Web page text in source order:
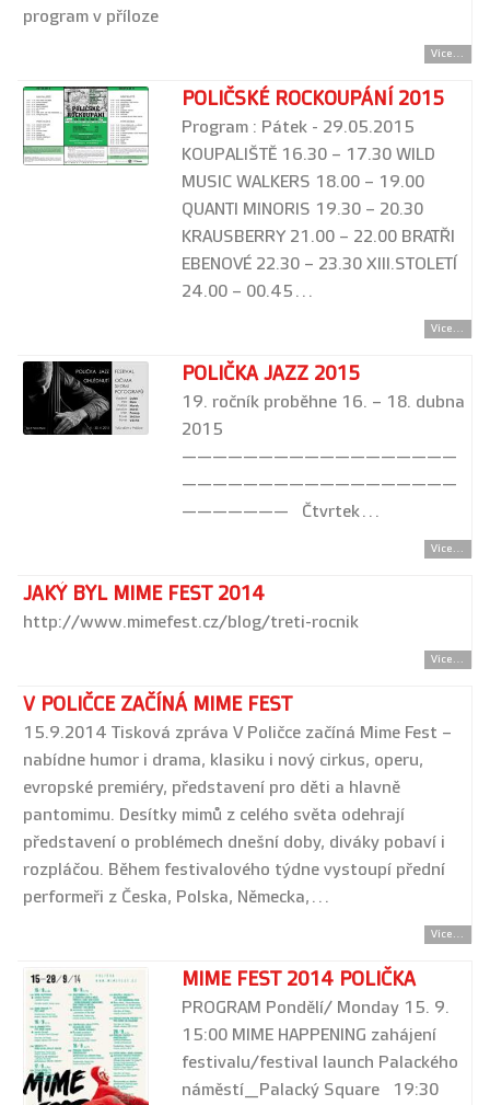
program v příloze
Více...
POLIČSKÉ ROCKOUPÁNÍ 2015
Program : Pátek - 29.05.2015
KOUPALIŠTĚ 16.30 – 17.30 WILD
MUSIC WALKERS 18.00 – 19.00
QUANTI MINORIS 19.30 – 20.30
KRAUSBERRY 21.00 – 22.00 BRATŘI
EBENOVÉ 22.30 – 23.30 XIII.STOLETÍ
24.00 – 00.45…
Více...
POLIČKA JAZZ 2015
19. ročník proběhne 16. – 18. dubna
2015
——————————————————
——————————————————
——————— Čtvrtek…
Více...
JAKÝ BYL MIME FEST 2014
http://www.mimefest.cz/blog/treti-rocnik
Více...
V POLIČCE ZAČÍNÁ MIME FEST
15.9.2014 Tisková zpráva V Poličce začíná Mime Fest –
nabídne humor i drama, klasiku i nový cirkus, operu,
evropské premiéry, představení pro děti a hlavně
pantomimu. Desítky mimů z celého světa odehrají
představení o problémech dnešní doby, diváky pobaví i
rozpláčou. Během festivalového týdne vystoupí přední
performeři z Česka, Polska, Německa,…
Více...
MIME FEST 2014 POLIČKA
PROGRAM Pondělí/ Monday 15. 9.
15:00 MIME HAPPENING zahájení
festivalu/festival launch Palackého
náměstí_Palacký Square 19:30